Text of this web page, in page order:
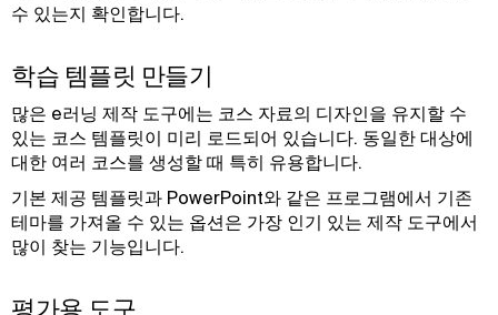
수 있는지 확인합니다.
학습 템플릿 만들기
많은 e러닝 제작 도구에는 코스 자료의 디자인을 유지할 수
있는 코스 템플릿이 미리 로드되어 있습니다. 동일한 대상에
대한 여러 코스를 생성할 때 특히 유용합니다.
기본 제공 템플릿과 PowerPoint와 같은 프로그램에서 기존
테마를 가져올 수 있는 옵션은 가장 인기 있는 제작 도구에서
많이 찾는 기능입니다.
평가용 도구